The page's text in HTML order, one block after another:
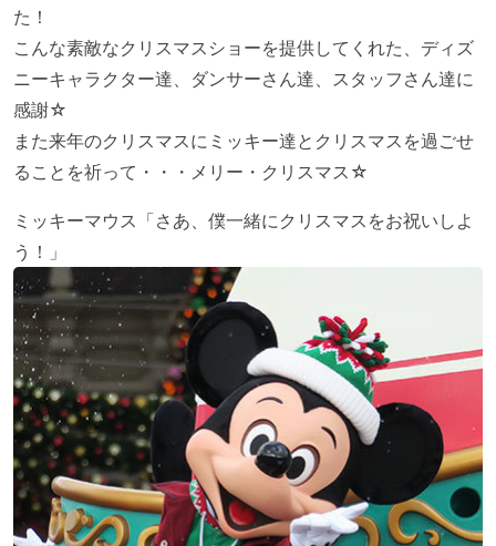
た！
こんな素敵なクリスマスショーを提供してくれた、ディズ
ニーキャラクター達、ダンサーさん達、スタッフさん達に
感謝☆
また来年のクリスマスにミッキー達とクリスマスを過ごせ
ることを祈って・・・メリー・クリスマス☆
ミッキーマウス「さあ、僕一緒にクリスマスをお祝いしよ
う！」